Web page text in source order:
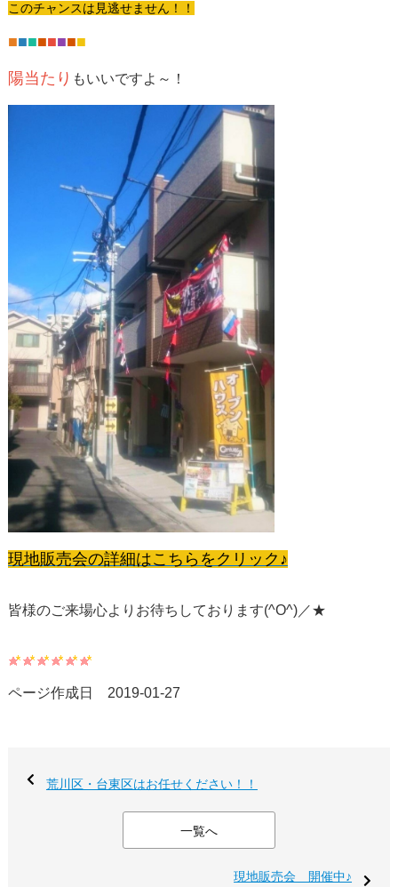
このチャンスは見逃せません！！
■■■■■■■■
陽当たり もいいですよ～！
現地販売会の詳細はこちらをクリック♪
皆様のご来場心よりお待ちしております(^O^)／★
ページ作成日 2019-01-27
荒川区・台東区はお任せください！！
一覧へ
現地販売会 開催中♪